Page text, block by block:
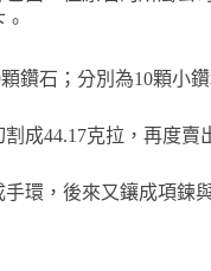
鑽石；分別為10顆小
成44.17克拉，再度賣
環，後來又鑲成項鍊